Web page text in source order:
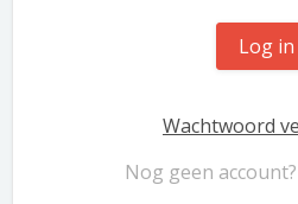
Log in
Wachtwoord
Nog geen account?